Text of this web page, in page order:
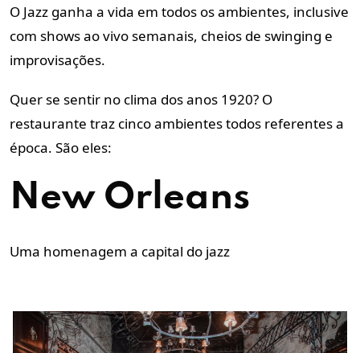
O Jazz ganha a vida em todos os ambientes, inclusive
com shows ao vivo semanais, cheios de swinging e
improvisações.
Quer se sentir no clima dos anos 1920? O
restaurante traz cinco ambientes todos referentes a
época. São eles:
New Orleans
Uma homenagem a capital do jazz